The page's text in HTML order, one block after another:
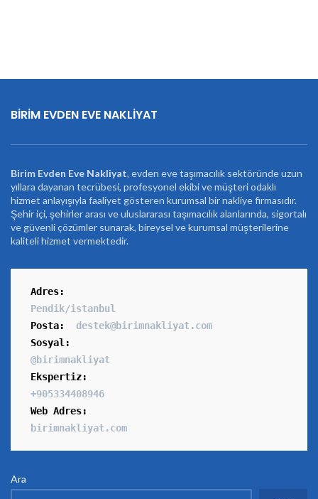
BİRİM EVDEN EVE NAKLİYAT
Birim Evden Eve Nakliyat, evden eve taşımacılık sektöründe uzun
yıllara dayanan tecrübesi, profesyonel ekibi ve müşteri odaklı
hizmet anlayışıyla faaliyet gösteren kurumsal bir nakliye firmasıdır.
Şehir içi, şehirler arası ve uluslararası taşımacılık alanlarında, sigortalı
ve güvenli çözümler sunarak, bireysel ve kurumsal müşterilerine
kaliteli hizmet vermektedir.
Adres:
Pendik/istanbul
Posta:
destek@birimnakliyat.com
Sosyal:
@birimnakliyat
Ekspertiz:
+905334408946
Web Adres:
birimnakliyat.com
Ara